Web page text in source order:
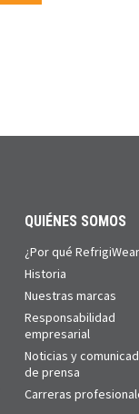
QUIÉNES SOMOS
¿Por qué
Historia
Nuestras marcas
Responsabilidad
empresarial
Noticias y
de prensa
Carreras